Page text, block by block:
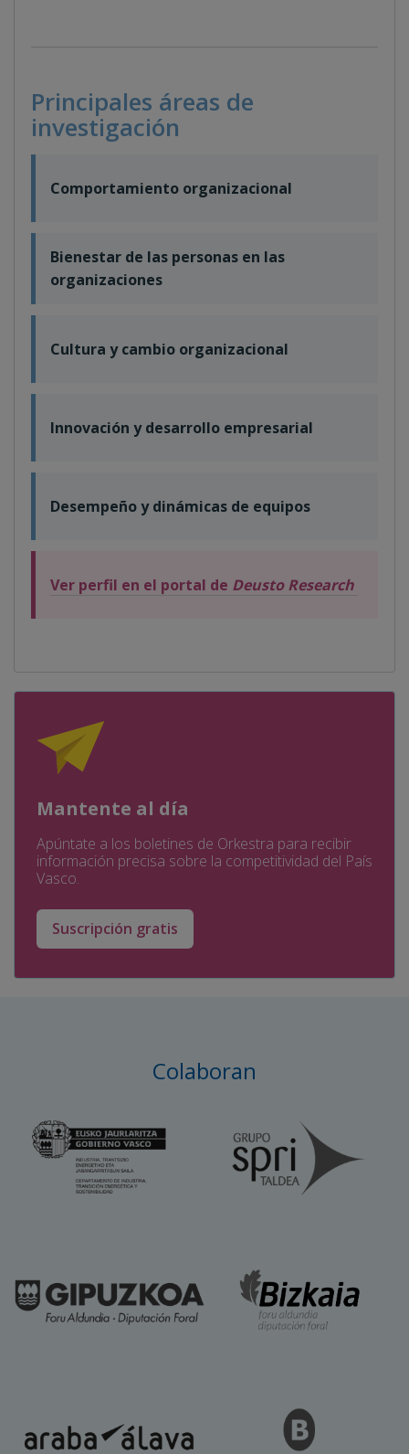
Principales áreas de
investigación
Comportamiento organizacional
Bienestar de las personas en las
organizaciones
Cultura y cambio organizacional
Innovación y desarrollo empresarial
Desempeño y dinámicas de equipos
Ver perfil en el portal de Deusto Research
Mantente al día
Apúntate a los boletines de Orkestra para recibir
información precisa sobre la competitividad del País
Vasco.
Suscripción gratis
Colaboran